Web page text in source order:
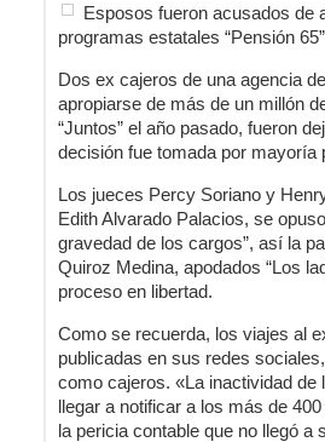
Esposos fueron acusados de
programas estatales “Pensión
Dos ex cajeros de una agencia
apropiarse de más de un millón
“Juntos” el año pasado, fueron
decisión fue tomada por mayoría
Los jueces Percy Soriano y
Edith Alvarado Palacios, se
gravedad de los cargos”, así la
Quiroz Medina, apodados “Los
proceso en libertad.
Como se recuerda, los viajes al
publicadas en sus redes
como cajeros. «La inactividad de
llegar a notificar a los más de
la pericia contable que no llegó a